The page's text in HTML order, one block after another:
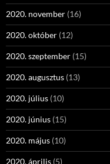
2020. november (16)
2020. október (12)
2020. szeptember (15)
2020. augusztus (13)
2020. július (10)
2020. június (15)
2020. május (10)
2020. április (5)